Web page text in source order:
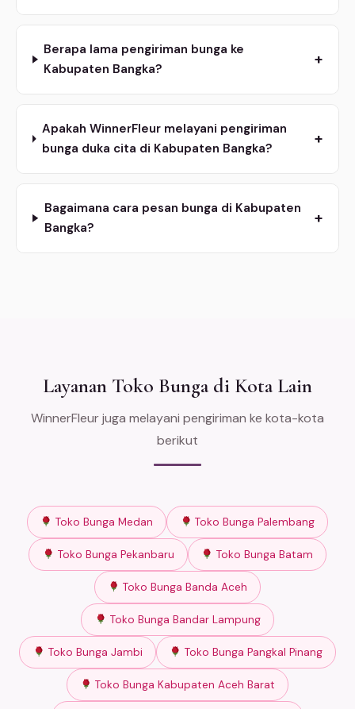
Berapa lama pengiriman bunga ke
Kabupaten Bangka?
+
Apakah WinnerFleur melayani pengiriman
bunga duka cita di Kabupaten Bangka?
+
Bagaimana cara pesan bunga di Kabupaten
Bangka?
+
Layanan Toko Bunga di Kota Lain
WinnerFleur juga melayani pengiriman ke kota-kota
berikut
Toko Bunga Medan Toko Bunga Palembang
Toko Bunga Pekanbaru Toko Bunga Batam
Toko Bunga Banda Aceh
Toko Bunga Bandar Lampung
Toko Bunga Jambi Toko Bunga Pangkal Pinang
Toko Bunga Kabupaten Aceh Barat